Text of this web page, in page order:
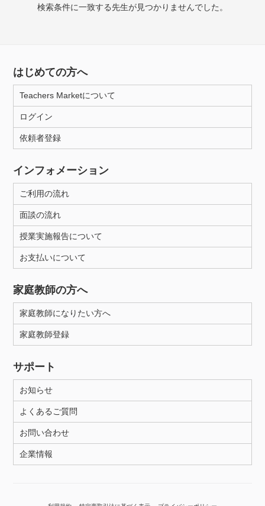
検索条件に一致する先生が見つかりませんでした。
月曜日 火曜日
所属大学
距離：15km以内
年齢：18-101歳
はじめての方へ
Teachers Marketについて
ログイン
依頼者登録
インフォメーション
ご利用の流れ
面談の流れ
授業実施報告について
お支払いについて
家庭教師の方へ
家庭教師になりたい方へ
家庭教師登録
サポート
お知らせ
よくあるご質問
お問い合わせ
企業情報